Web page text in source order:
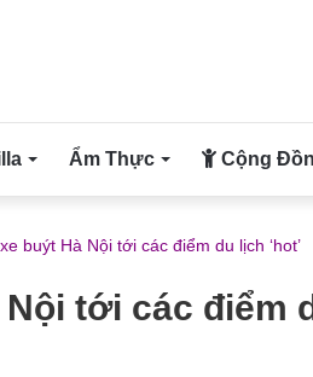
Ẩm Thực Cộng
buýt Hà Nội tới các điểm du lịch ‘hot’
tới các điểm